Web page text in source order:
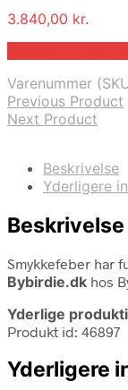
3.840,00 kr.
Varenummer
Previous Product
Next Product
Beskrivelse
Yderligere
Beskrivelse
Smykkefeber har
Bybirdie.dk hos
Yderlige
Produkt id: 46897
Yderligere